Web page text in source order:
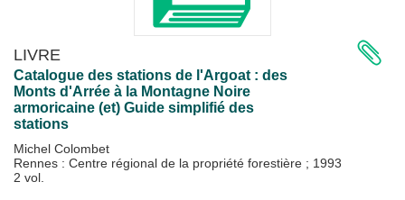
LIVRE
Catalogue des stations de l'Argoat : des
Monts d'Arrée à la Montagne Noire
armoricaine (et) Guide simplifié des
stations
Michel Colombet
Rennes : Centre régional de la propriété forestière ; 1993
2 vol.